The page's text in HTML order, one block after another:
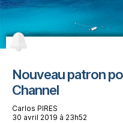
Nouveau patron
Channel
Carlos PIRES
30 avril 2019 à 23h52